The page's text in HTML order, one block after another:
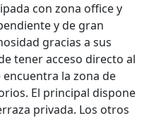
con zona office y
y de gran
gracias a sus
tener acceso directo al
la zona de
El principal dispone
privada. Los otros